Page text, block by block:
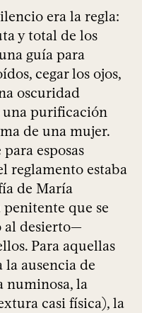
era la regla:
y total de los
guía para
cegar los ojos,
oscuridad
una purificación
de una mujer.
esposas
reglamento estaba
de María
que se
al desierto—
Para aquellas
la ausencia de
numinosa, la
casi física), la